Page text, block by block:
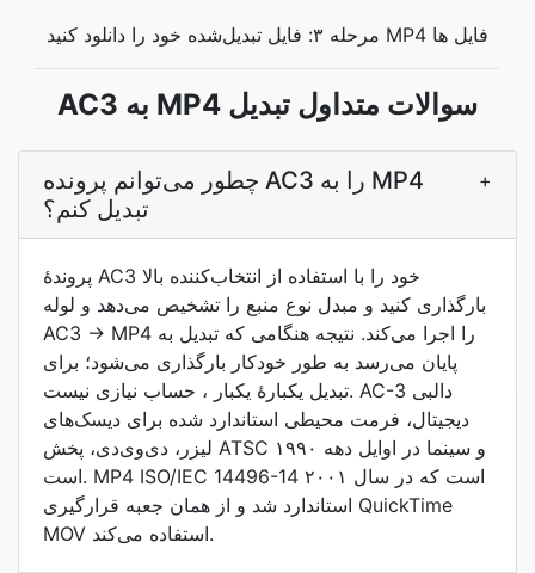
مرحله ۳: فایل تبدیل‌شده خود را دانلود کنید MP4 فایل ها
AC3 به MP4 سوالات متداول تبدیل
چطور می‌توانم پرونده AC3 را به MP4
تبدیل کنم؟
+
پروندۀ AC3 خود را با استفاده از انتخاب‌کننده بالا
بارگذاری کنید و مبدل نوع منبع را تشخیص می‌دهد و لوله
AC3 → MP4 را اجرا می‌کند. نتیجه هنگامی که تبدیل به
پایان می‌رسد به طور خودکار بارگذاری می‌شود؛ برای
تبدیل یکبارۀ یکبار ، حساب نیازی نیست. AC-3 دالبی
دیجیتال، فرمت محیطی استاندارد شده برای دیسک‌های
لیزر، دی‌وی‌دی، پخش ATSC و سینما در اوایل دهه ۱۹۹۰
است. MP4 ISO/IEC 14496-14 است که در سال ۲۰۰۱
استاندارد شد و از همان جعبه قرارگیری QuickTime
MOV استفاده می‌کند.